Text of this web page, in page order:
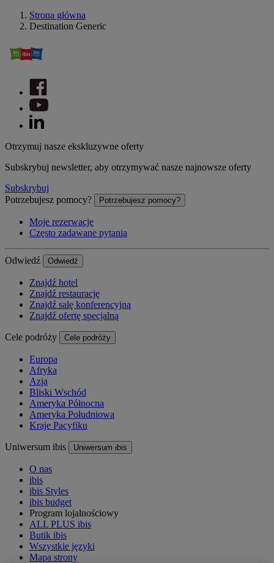
Strona główna
Destination Generic
Otrzymuj nasze ekskluzywne oferty
Subskrybuj newsletter, aby otrzymywać nasze najnowsze oferty
Subskrybuj
Potrzebujesz pomocy?
Potrzebujesz pomocy?
Moje rezerwacje
Często zadawane pytania
Odwiedź Odwiedź
Znajdź hotel
Znajdź restaurację
Znajdź salę konferencyjną
Znajdź ofertę specjalną
Cele podróży Cele podróży
Europa
Afryka
Azja
Bliski Wschód
Ameryka Północna
Ameryka Południowa
Kraje Pacyfiku
Uniwersum ibis Uniwersum ibis
O nas
ibis
ibis Styles
ibis budget
Program lojalnościowy
ALL PLUS ibis
Butik ibis
Wszystkie języki
Mapa strony